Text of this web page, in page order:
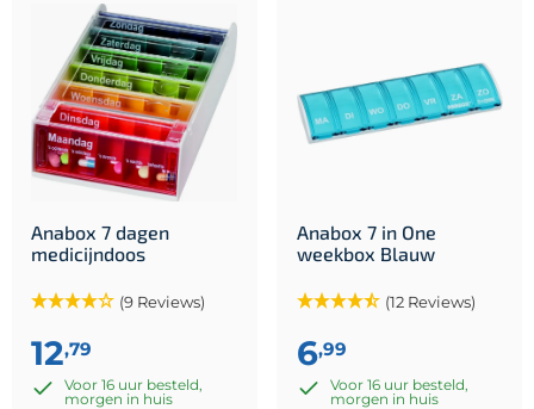
Anabox 7 dagen
medicijndoos
(9 Reviews)
12,79
Voor 16 uur besteld,
morgen in huis
Anabox 7 in One
weekbox Blauw
(12 Reviews)
6,99
Voor 16 uur besteld,
morgen in huis